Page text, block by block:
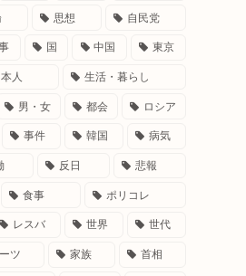
思想 自民党
国 中国 東京
人 生活・暮らし
男・女 都会 ロシア
事件 韓国 病気
反日 悲報
食事 ポリコレ
レスバ 世界 世代
ツ 家族 首相